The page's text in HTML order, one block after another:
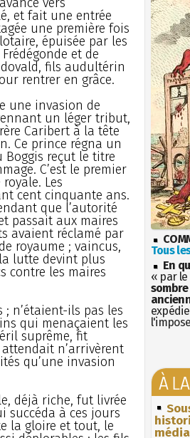
et fait une entrée
une première fois
épuisée par les
et de
fils audultérin
rentrer en grâce.
une invasion de
un léger tribut,
Caribert à la tête
Ce prince régna un
Boggis reçut le titre
C’est le premier
Les
cent cinquante ans.
que l’autorité
passait aux maires
avaient réclamé par
royaume ; vaincus,
lutte devint plus
contre les maires
; n’étaient-ils pas les
qui menaçaient les
suprême, fit
n’arrivèrent
qu’une invasion
déjà riche, fut livrée
succéda à ces jours
la gloire et tout, le
Tous
En
« par
À